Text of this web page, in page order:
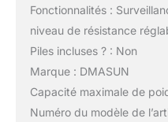
Fonctionnalités :
niveau de résistance
Piles incluses ? : Non
Marque : DMASUN
Capacité maximale de
Numéro du modèle de